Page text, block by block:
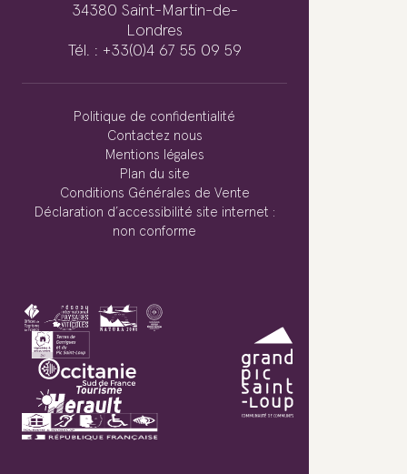
34380 Saint-Martin-de-
Londres
Tél. : +33(0)4 67 55 09 59
Politique de confidentialité
Contactez nous
Mentions légales
Plan du site
Conditions Générales de Vente
Déclaration d’accessibilité site internet :
non conforme